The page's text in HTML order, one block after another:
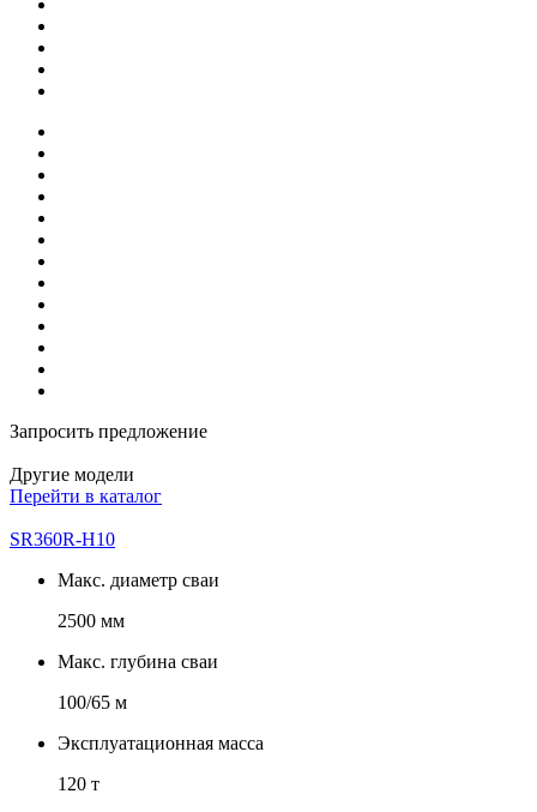
Запросить предложение
Другие модели
Перейти в каталог
SR360R-H10
Макс. диаметр сваи
2500 мм
Макс. глубина сваи
100/65 м
Эксплуатационная масса
120 т